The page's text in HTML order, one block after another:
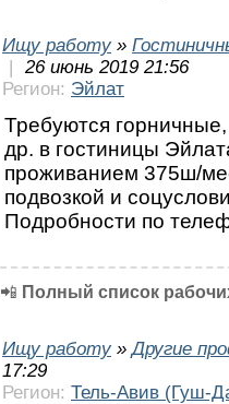
Ищу работу »
|
26 июнь 2019 21:56
Регион: Эйлат
Требуются
др. в гостиницы
проживанием 375ш/
подвозкой и
Подробности по
📲 Полный список
Ищу работу »Другие
17:29
Регион: Тель-Авив (Гуш-